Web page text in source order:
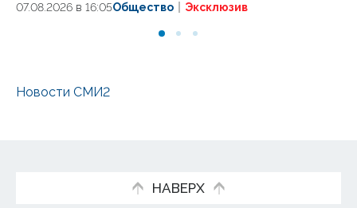
07.08.2026 в 16:05Общество Эксклюзив
Новости СМИ2
НАВЕРХ